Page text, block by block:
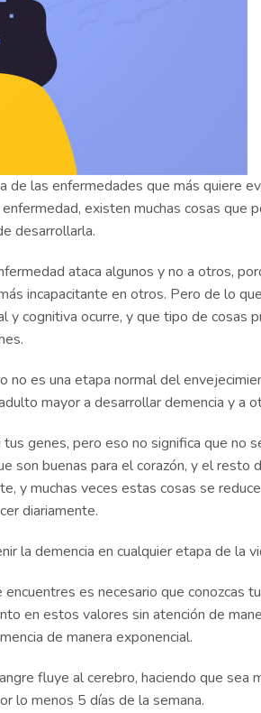
las enfermedades que más quiere
existen muchas cosas que
desarrollarla.
ataca algunos y no a otros,
incapacitante en otros. Pero de lo
cognitiva ocurre, y que tipo de cosas
no es una etapa normal del
mayor a desarrollar demencia y a
genes, pero eso no significa que no
son buenas para el corazón, y el resto
y muchas veces estas cosas se
diariamente.
la demencia en cualquier etapa de la
es necesario que conozcas
en estos valores sin atención de
de manera exponencial.
fluye al cerebro, haciendo que sea
lo menos 5 días de la semana.